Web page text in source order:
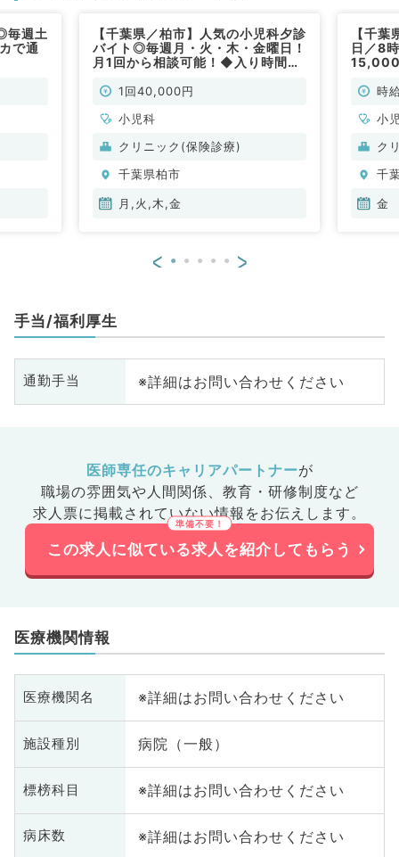
毎週土
で通
【千葉県／柏市】人気の小児科夕診
バイト◎毎週月・火・木・金曜日！
月1回から相談可能！◆入り時間調
給与◆最寄り駅からのタクシー代
人です（小児科／非常勤）
1回40,000円
小児科
クリニック(保険診療)
千葉県柏市
月,火,木,金
【千
日／8
15,000
時
小
ク
千
金
< >
手当/福利厚生
通勤手当 ※詳細はお問い合わせください
医師専任のキャリアパートナーが
職場の雰囲気や人間関係、 教育・研修制度など
求人票に掲載されていない情報をお伝えします。
この求人に似ている求人を紹介してもらう
医療機関情報
医療機関名 ※詳細はお問い合わせください
施設種別 病院（一般）
標榜科目 ※詳細はお問い合わせください
病床数 ※詳細はお問い合わせください